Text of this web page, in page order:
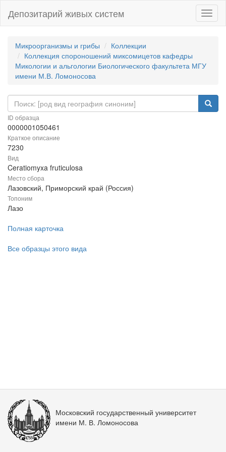
Депозитарий живых систем
Микроорганизмы и грибы
Коллекции
Коллекция спороношений миксомицетов кафедры
Микологии и альгологии Биологического факультета МГУ
имени М.В. Ломоносова
ID образца
0000001050461
Краткое описание
7230
Вид
Ceratiomyxa fruticulosa
Место сбора
Лазовский, Приморский край (Россия)
Топоним
Лазо
Полная карточка
Все образцы этого вида
Московский государственный университет
имени М. В. Ломоносова